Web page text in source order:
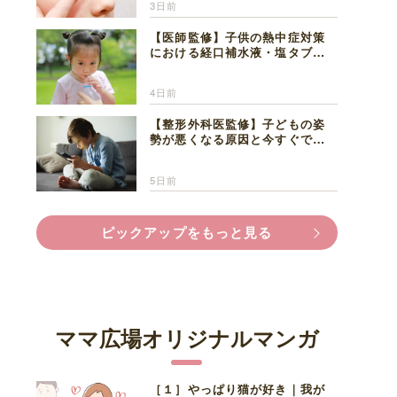
3日前
【医師監修】子供の熱中症対策
における経口補水液・塩タブレ
4日前
【整形外科医監修】子どもの姿
勢が悪くなる原因と今すぐでき
5日前
ピックアップをもっと見る
ママ広場オリジナルマンガ
［１］やっぱり猫が好き｜我が